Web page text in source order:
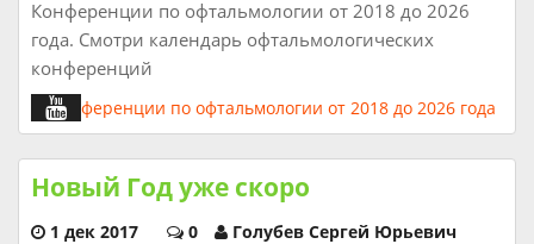
Конференции по офтальмологии от 2018 до 2026
года. Смотри календарь офтальмологических
конференций
Новый Год уже скоро
1 дек 2017 0 Голубев Сергей Юрьевич